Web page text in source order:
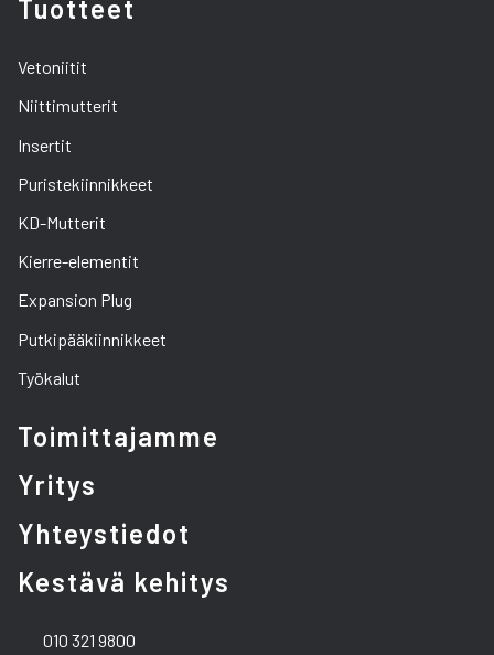
Tuotteet
Vetoniitit
Niittimutterit
Insertit
Puristekiinnikkeet
KD-Mutterit
Kierre-elementit
Expansion Plug
Putkipääkiinnikkeet
Työkalut
Toimittajamme
Yritys
Yhteystiedot
Kestävä kehitys
010 321 9800